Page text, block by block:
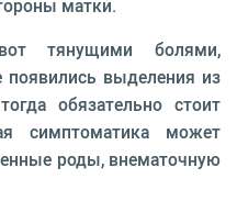
матки.
тянущими болями,
выделения из
обязательно стоит
симптоматика может
роды, внематочную